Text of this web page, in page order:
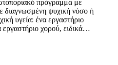
πρόγραμμα με
διαγνωσμένη ψυχική νόσο ή
υγεία: ένα εργαστήριο
χορού, ειδικά…